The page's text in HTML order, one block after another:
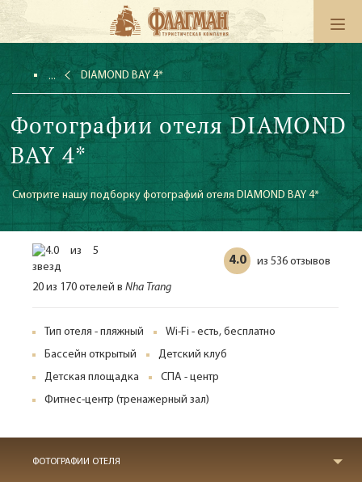
DIAMOND BAY 4*
Фотографии отеля DIAMOND
BAY 4*
Смотрите нашу подборку фотографий отеля DIAMOND BAY 4*
4.0 из 536 отзывов
20 из 170 отелей в Nha Trang
Тип отеля - пляжный
Wi-Fi - есть, бесплатно
Бассейн открытый
Детский клуб
Детская площадка
СПА - центр
Фитнес-центр (тренажерный зал)
ФОТОГРАФИИ ОТЕЛЯ